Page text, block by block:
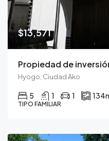
$13,571
Hyogo, Ciudad Ako
5 1 1 134
TIPO FAMILIAR